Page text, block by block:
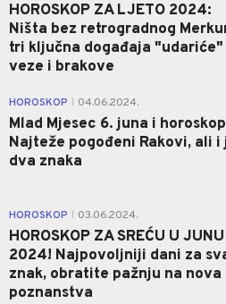
HOROSKOP ZA LJETO 2024:
Ništa bez retrogradnog
tri ključna događaja "udariće"
veze i brakove
HOROSKOP 04.06.2024.
Mlad Mjesec 6. juna i
Najteže pogođeni Rakovi, ali i
dva znaka
HOROSKOP 03.06.2024.
HOROSKOP ZA SREĆU U JUNU
2024! Najpovoljniji dani za
znak, obratite pažnju na nova
poznanstva